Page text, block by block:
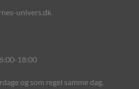
univers.dk
18:00
og som regel samme dag.